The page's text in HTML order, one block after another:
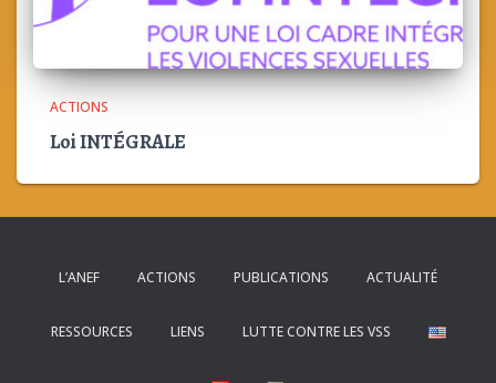
ACTIONS
Loi INTÉGRALE
L’ANEF ACTIONS PUBLICATIONS ACTUALITÉ
RESSOURCES LIENS LUTTE CONTRE LES VSS